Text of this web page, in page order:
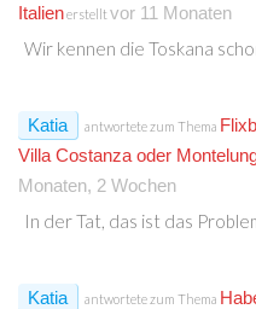
Italienerstellt vor 11 Monaten
Wir kennen die Toskana
Katia antwortete zum Thema
Villa Costanza oder
Monaten, 2 Wochen
In der Tat, das ist das
Katia antwortete zum Thema